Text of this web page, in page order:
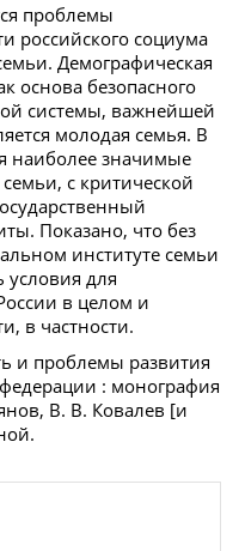
проблемы
российского социума
Демографическая
основа безопасного
системы, важнейшей
молодая семья. В
наиболее значимые
с критической
Показано, что без
институте семьи
условия для
в целом и
в частности.
и проблемы развития
: монография
В. В. Ковалев [и